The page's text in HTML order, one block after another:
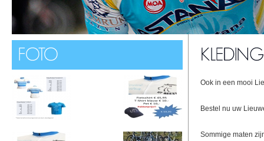
Ook in een mooi
Bestel nu uw
Sommige maten